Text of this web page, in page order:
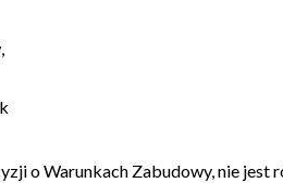
o Warunkach Zabudowy, nie jest